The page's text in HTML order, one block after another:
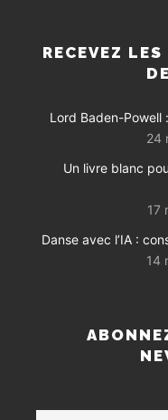
RECEVEZ
Lord Baden-Powell
24
Un livre blanc
17
Danse avec l’IA :
14